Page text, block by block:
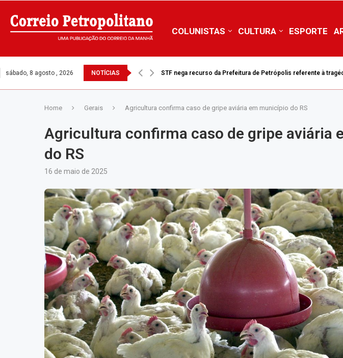
COLUNISTAS CULTURA ESPORTE
sábado, 8 agosto , 2026 NOTÍCIAS STF nega recurso da Prefeitura de Petrópolis referente à
Home Gerais Agricultura confirma caso de gripe aviária em município do RS
Agricultura confirma caso de gripe aviária
do RS
16 de maio de 2025